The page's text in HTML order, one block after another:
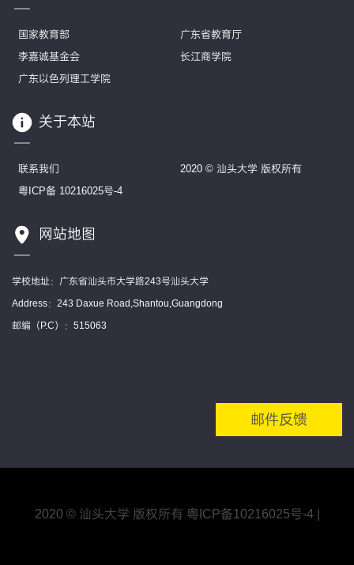
国家教育部
广东省教育厅
李嘉诚基金会
长江商学院
广东以色列理工学院
关于本站
联系我们
2020 © 汕头大学 版权所有
粤ICP备 10216025号-4
网站地图
学校地址：广东省汕头市大学路243号汕头大学
Address：243 Daxue Road,Shantou,Guangdong
邮编（P.C）：515063
邮件反馈
2020 © 汕头大学 版权所有 粤ICP备10216025号-4|